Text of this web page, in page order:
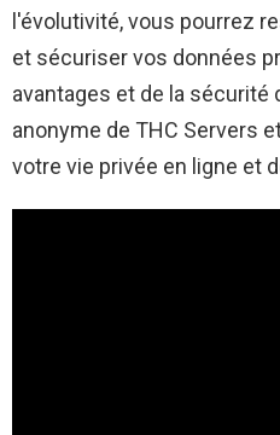
l'évolutivité, vous pourrez
et sécuriser vos données
avantages et de la sécurité
anonyme de THC Servers
votre vie privée en ligne et